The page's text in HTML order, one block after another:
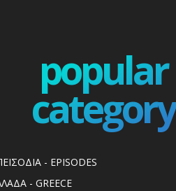
popular
category
- EPISODES
- GREECE